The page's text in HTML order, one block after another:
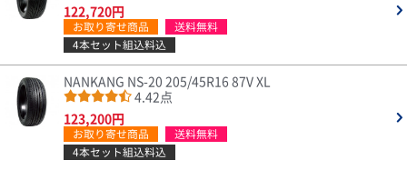
122,720円
お取り寄せ商品
送料無料
4本セット組込料込
NANKANG NS-20 205/45R16 87V XL
4.42点
123,200円
お取り寄せ商品
送料無料
4本セット組込料込